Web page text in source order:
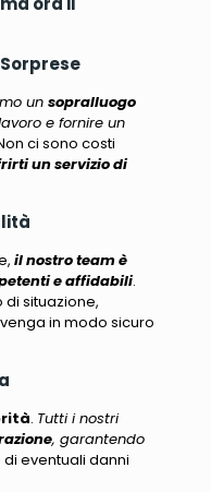
un sopralluogo
e fornire un
ci sono costi
un servizio di
il nostro team è
e affidabili.
situazione,
in modo sicuro
. Tutti i nostri
, garantendo
eventuali danni